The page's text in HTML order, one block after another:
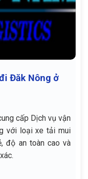
Đăk Nông ở
cấp Dịch vụ vận
với loại xe tải mui
độ an toàn cao và